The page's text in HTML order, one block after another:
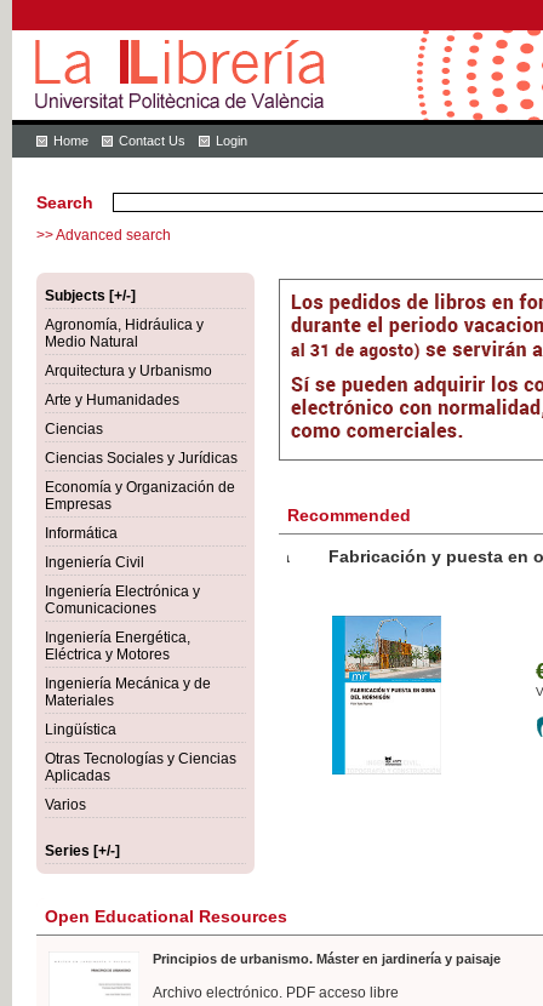
Home Contact Us Login
Search
>> Advanced search
Subjects [+/-]
Agronomía, Hidráulica y
Medio Natural
Arquitectura y Urbanismo
Arte y Humanidades
Ciencias
Ciencias Sociales y Jurídicas
Economía y Organización de
Empresas
Informática
Ingeniería Civil
Ingeniería Electrónica y
Comunicaciones
Ingeniería Energética,
Eléctrica y Motores
Ingeniería Mecánica y de
Materiales
Lingüística
Otras Tecnologías y Ciencias
Aplicadas
Varios
Series [+/-]
Recommended
Botánica Agroalimentaria
VAT
Open Educational Resources
Principios de urbanismo. Máster en jardinería y paisaje
Archivo electrónico. PDF acceso libre